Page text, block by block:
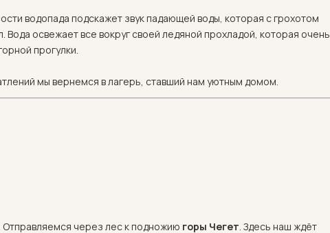
водопада подскажет звук падающей воды, которая с грохотом
Вода освежает все вокруг своей ледяной прохладой, которая очень
прогулки.
мы вернемся в лагерь, ставший нам уютным домом.
Отправляемся через лес к подножию горы Чегет. Здесь наш ждёт